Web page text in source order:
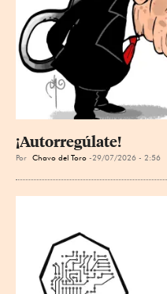
¡Autorregúlate!
Por Chavo del Toro 29/07/2026 - 2:56